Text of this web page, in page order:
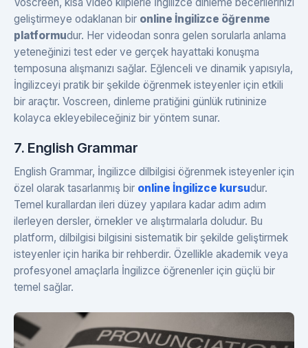
Voscreen, kısa video kliplerle İngilizce dinleme becerilerinizi
geliştirmeye odaklanan bir online İngilizce öğrenme
platformudur. Her videodan sonra gelen sorularla anlama
yeteneğinizi test eder ve gerçek hayattaki konuşma
temposuna alışmanızı sağlar. Eğlenceli ve dinamik yapısıyla,
İngilizceyi pratik bir şekilde öğrenmek isteyenler için etkili
bir araçtır. Voscreen, dinleme pratiğini günlük rutininize
kolayca ekleyebileceğiniz bir yöntem sunar.
7. English Grammar
English Grammar, İngilizce dilbilgisi öğrenmek isteyenler için
özel olarak tasarlanmış bir online İngilizce kursudur.
Temel kurallardan ileri düzey yapılara kadar adım adım
ilerleyen dersler, örnekler ve alıştırmalarla doludur. Bu
platform, dilbilgisi bilgisini sistematik bir şekilde geliştirmek
isteyenler için harika bir rehberdir. Özellikle akademik veya
profesyonel amaçlarla İngilizce öğrenenler için güçlü bir
temel sağlar.